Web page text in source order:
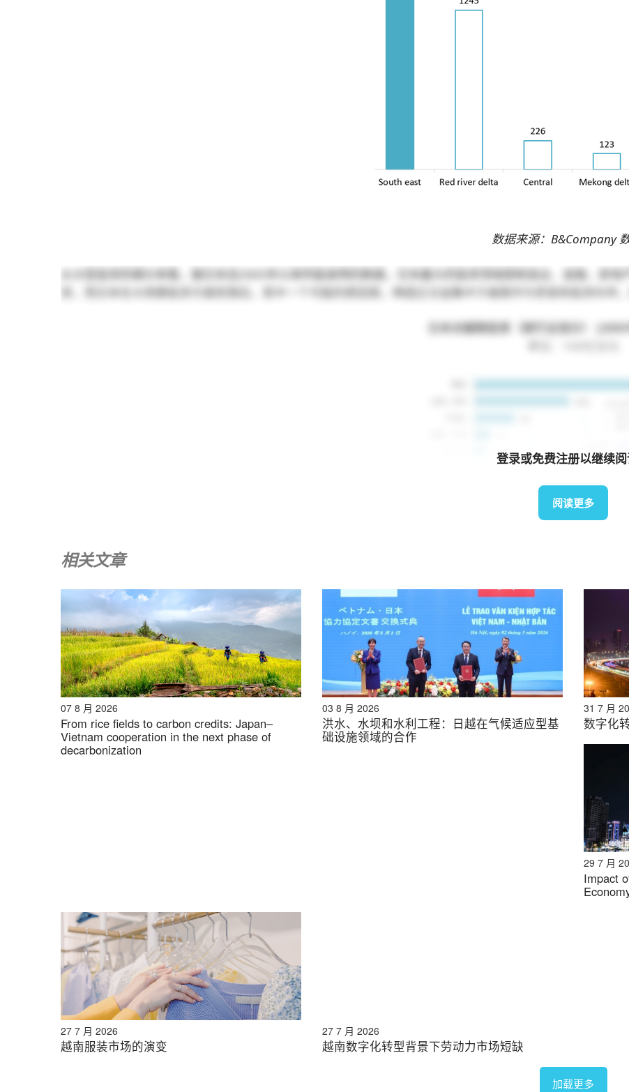
数据来源：B&Company
从大型投资的细分来看，据日本自2005年以来所能查明的数据，日本最大的投资领域是制造业、金融、房
资，而日本在大规模投资方面则落后。其中一个可能的原因是，韩国正日益集中于越南作为贸易和投资伙伴
日本对越南投资（按行业划分）
自2008年以来，我们是首家专注于越南市场调研的日本公司。我们提供广泛的服务，包括行业报告、行业
数据库，可用于寻找合作伙伴和分析市场。.
如有任何疑问，请随时与我们联系。.
info@b-company.jp+ (84) 28 3910 3913
登录或免费注册以继续阅
阅读更多
相关文章
07 8 月 2026
From rice fields to carbon credits: Japan–
Vietnam cooperation in the next phase of
decarbonization
03 8 月 2026
洪水、水坝和水利工程：日越在气候适应型基
础设施领域的合作
31 7 月
数字化
29 7 月
Impact
27 7 月 2026
越南服装市场的演变
27 7 月 2026
越南数字化转型背景下劳动力市场短缺
加载更多